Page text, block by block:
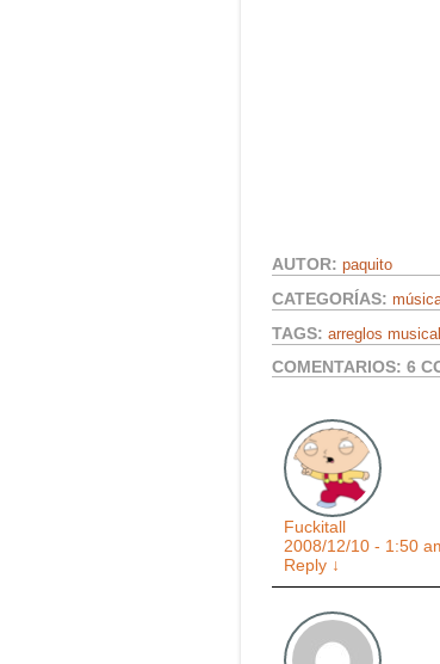
AUTOR: paquito
CATEGORÍAS:
TAGS: arreglos
COMENTARIOS:6
Fuckitall
2008/12/10 - 1:50
Reply ↓